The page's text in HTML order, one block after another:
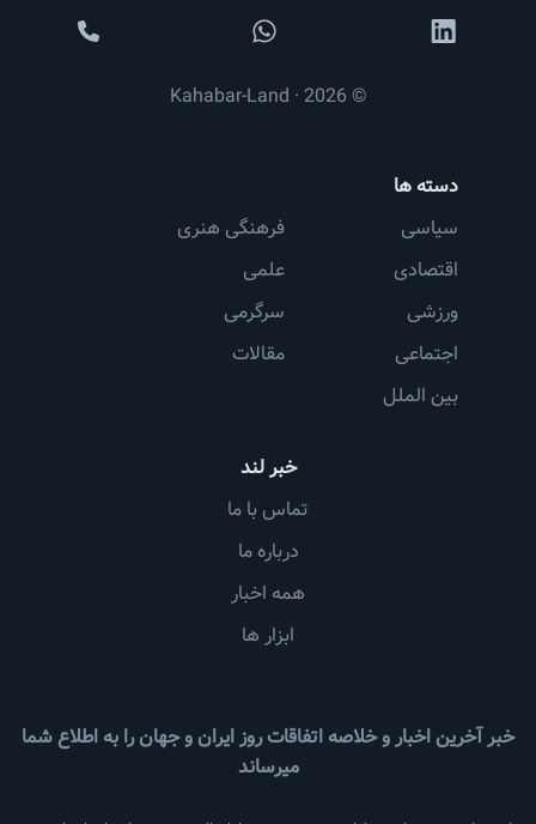
خبر آخرین اخبار و خلاصه اتفاقات روز ایران و جهان را به اطلاع شما
میرساند
خبر لند
تماس با ما
درباره ما
همه اخبار
ابزار ها
دسته ها
سیاسی
اقتصادی
ورزشی
اجتماعی
بین الملل
فرهنگی هنری
علمی
سرگرمی
مقالات
© 2026 · Kahabar-Land